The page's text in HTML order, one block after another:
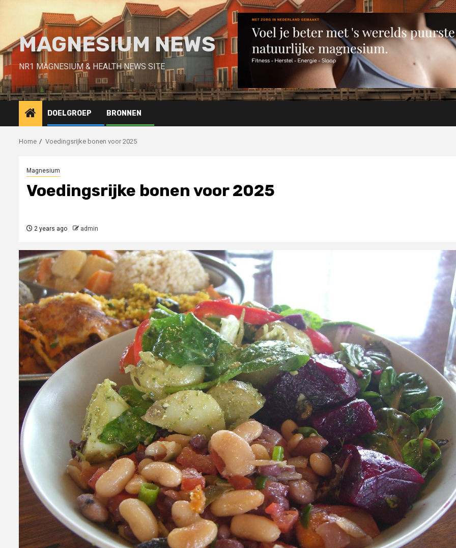
MAGNESIUM NEWS
NR1 MAGNESIUM & HEALTH NEWS SITE
DOELGROEP BRONNEN
Home Voedingsrijke bonen voor 2025
Magnesium
Voedingsrijke bonen voor 2025
2 years ago admin